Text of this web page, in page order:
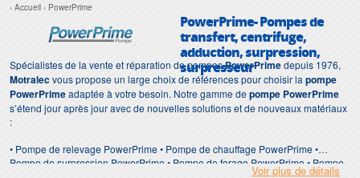
Accueil PowerPrime
PowerPrime- Pompes de
transfert, centrifuge,
adduction, surpression,
surpresseur
Spécialistes de la vente et réparation de pompesPowerPrimedepuis 1976,
Motralecvous propose un large choix de références pour choisir la pompe
PowerPrimeadaptée à votre besoin. Notre gamme depompe PowerPrime
s’étend jour après jour avec de nouvelles solutions et de nouveaux matériaux
:
• Pompe de relevage PowerPrime • Pompe de chauffage PowerPrime •
Pompe de surpression PowerPrime • Pompe de forage PowerPrime • Pompe
Voir plus de détails